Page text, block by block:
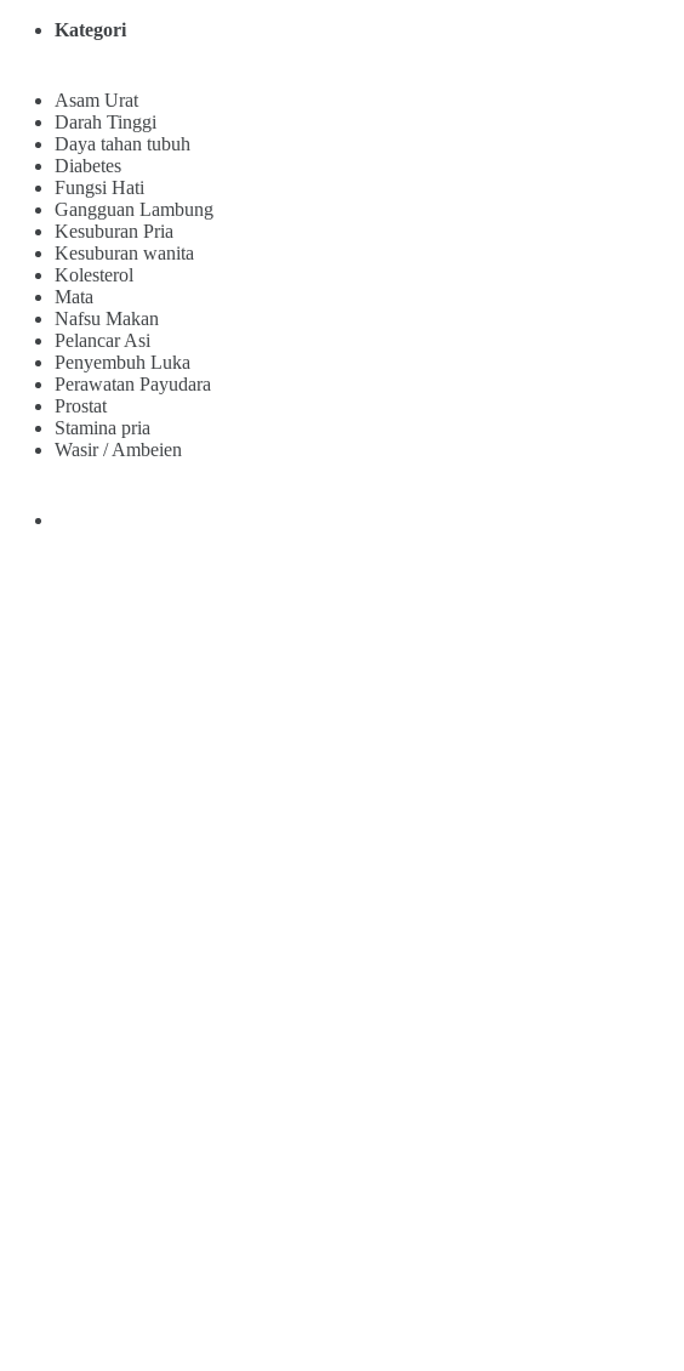
Kategori
Asam Urat
Darah Tinggi
Daya tahan tubuh
Diabetes
Fungsi Hati
Gangguan Lambung
Kesuburan Pria
Kesuburan wanita
Kolesterol
Mata
Nafsu Makan
Pelancar Asi
Penyembuh Luka
Perawatan Payudara
Prostat
Stamina pria
Wasir / Ambeien